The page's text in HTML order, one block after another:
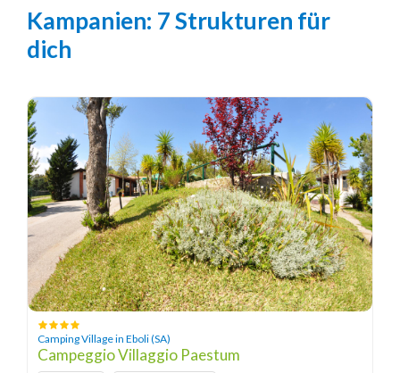
Kampanien: 7 Strukturen für
dich
Camping Village in Eboli (SA)
Campeggio Villaggio Paestum